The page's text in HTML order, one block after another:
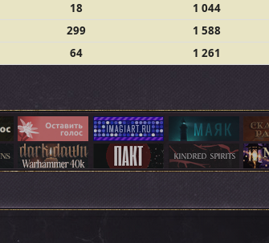
18 1 044
299 1 588
64 1 261